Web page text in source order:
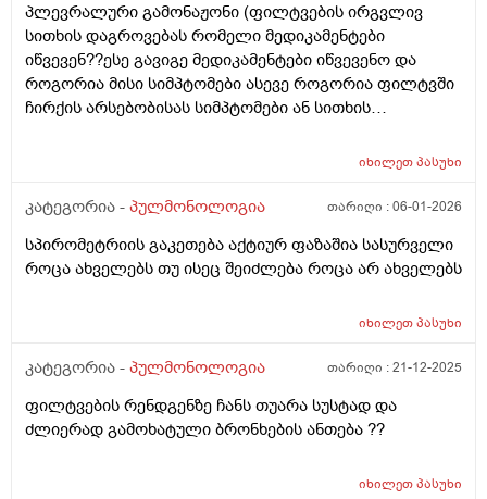
პლევრალური გამონაჟონი (ფილტვების ირგვლივ
სითხის დაგროვებას რომელი მედიკამენტები
იწვევენ??ესე გავიგე მედიკამენტები იწვევენო და
როგორია მისი სიმპტომები ასევე როგორია ფილტვში
ჩირქის არსებობისას სიმპტომები ან სითხის
იხილეთპასუხი
კატეგორია - პულმონოლოგია თარიღი :06-01-2026
სპირომეტრიის გაკეთება აქტიურ ფაზაშია სასურველი
როცა ახველებს თუ ისეც შეიძლება როცა არ ახველებს
იხილეთპასუხი
კატეგორია - პულმონოლოგია თარიღი :21-12-2025
ფილტვების რენდგენზე ჩანს თუარა სუსტად და
ძლიერად გამოხატული ბრონხების ანთება ??
იხილეთპასუხი